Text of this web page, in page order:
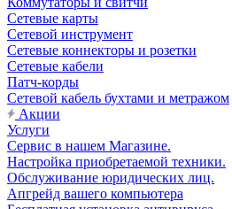
Сетевые карты
Сетевой инструмент
Сетевые коннекторы и розетки
Сетевые кабели
Патч-корды
Сетевой кабель бухтами и метражом
Акции
Услуги
Сервис в нашем Магазине.
Настройка приобретаемой техники.
Обслуживание юридических лиц.
Апгрейд вашего компьютера